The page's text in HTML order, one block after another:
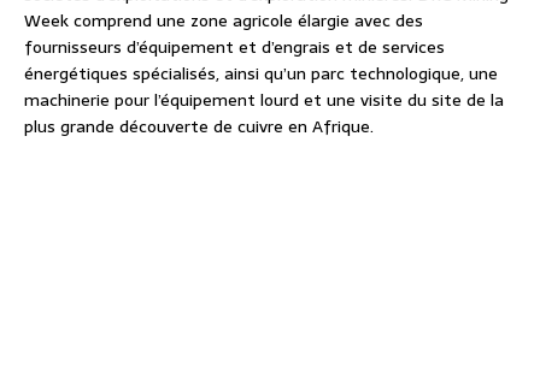
Week comprend une zone agricole élargie avec des
fournisseurs d’équipement et d’engrais et de services
énergétiques spécialisés, ainsi qu’un parc technologique, une
machinerie pour l’équipement lourd et une visite du site de la
plus grande découverte de cuivre en Afrique.